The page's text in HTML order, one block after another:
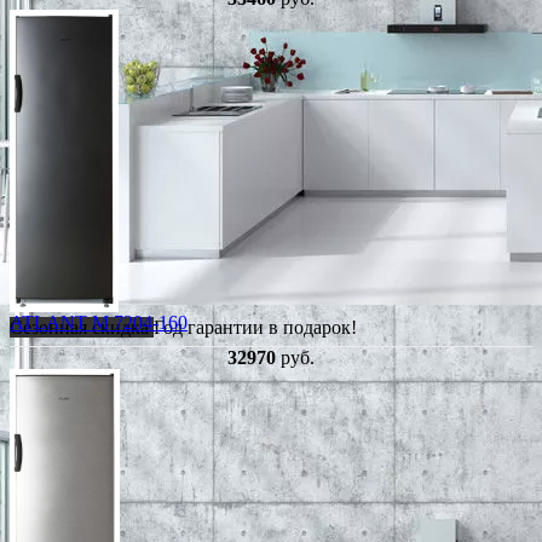
Сезонная скидкаГод гарантии в подарок!
ATLANT М 7204-160
32970руб.